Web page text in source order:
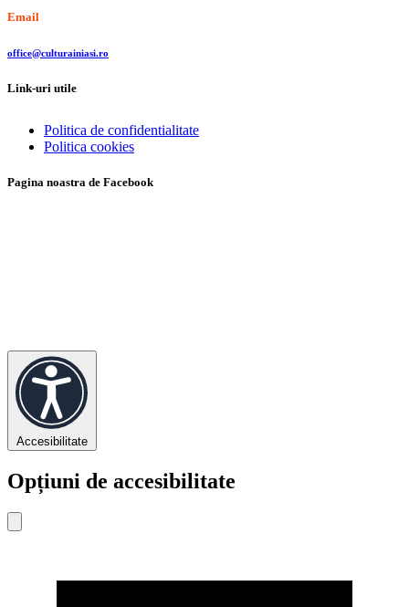
Email
office@culturainiasi.ro
Link-uri utile
Politica de confidentialitate
Politica cookies
Pagina noastra de Facebook
Accesibilitate
Opțiuni de accesibilitate